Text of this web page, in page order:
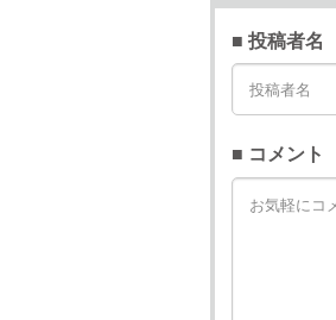
■ 投稿者名
■ コメント